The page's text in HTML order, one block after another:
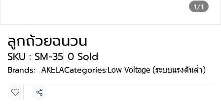
1/1
ลูกถ้วยฉนวน
SKU : SM-35 0 Sold
Brands: AKELACategories:Low Voltage (ระบบแรงดันต่ำ)
Share